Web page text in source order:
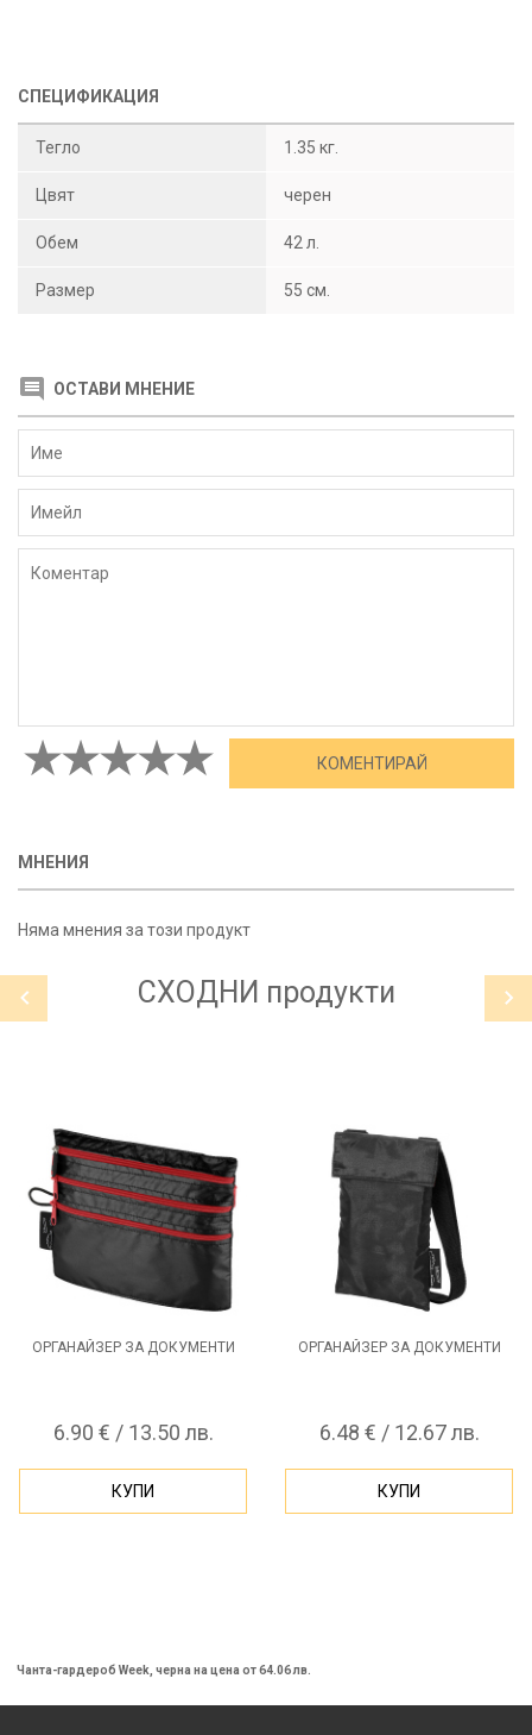
СПЕЦИФИКАЦИЯ
Тегло 1.35 кг.
Цвят черен
Обем 42 л.
Размер 55 см.
ОСТАВИ МНЕНИЕ
МНЕНИЯ
Няма мнения за този продукт
СХОДНИ продукти
ОРГАНАЙЗЕР ЗА ДОКУМЕНТИ
6.90 € / 13.50 лв.
КУПИ
ОРГАНАЙЗЕР ЗА ДОКУМЕНТИ
6.48 € / 12.67 лв.
КУПИ
Чанта-гардероб Week, черна на цена от 64.06 лв.